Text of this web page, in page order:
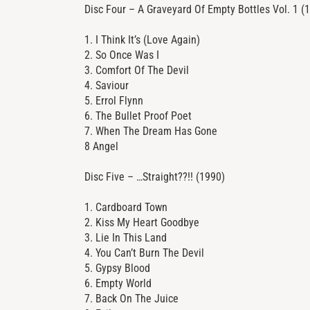
Disc Four – A Graveyard Of Empty Bottles Vol. 1
1. I Think It’s (Love Again)
2. So Once Was I
3. Comfort Of The Devil
4. Saviour
5. Errol Flynn
6. The Bullet Proof Poet
7. When The Dream Has Gone
8 Angel
Disc Five – …Straight??!! (1990)
1. Cardboard Town
2. Kiss My Heart Goodbye
3. Lie In This Land
4. You Can’t Burn The Devil
5. Gypsy Blood
6. Empty World
7. Back On The Juice